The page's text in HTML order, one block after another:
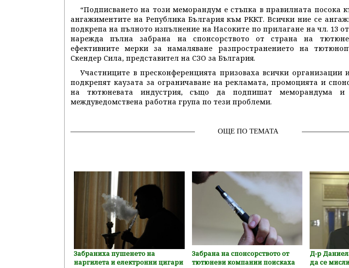
“Подписването на този меморандум е стъпка в правилната посока
ангажиментите на Република България към РККТ. Всички ние се
подкрепа на пълното изпълнение на Насоките по прилагане на чл. 13
нарежда пълна забрана на спонсорството от страна на
ефективните мерки за намаляване разпространението на
Скендер Сила, представител на СЗО за България.
Участниците в пресконференцията призоваха всички организации
подкрепят каузата за ограничаване на рекламата, промоцията и
на тютюневата индустрия, също да подпишат меморандума
междуведомствена работна група по тези проблеми.
ОЩЕ ПО ТЕМАТА
Забраниха пушенето на
наргилета и електронни цигари
Забрана на спонсорството от
тютюневи компании поискаха
Д-р
да се